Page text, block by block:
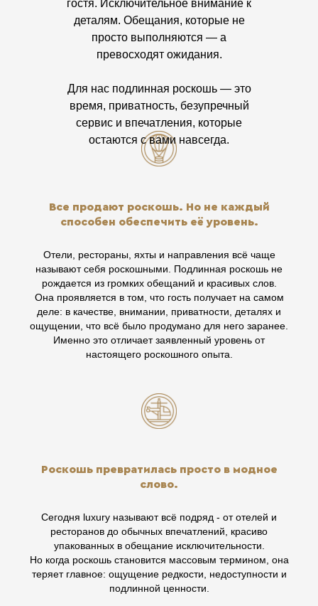
гостя. Исключительное внимание к
деталям. Обещания, которые не
просто выполняются — а
превосходят ожидания.
Для нас подлинная роскошь — это
время, приватность, безупречный
сервис и впечатления, которые
остаются с вами навсегда.
Все продают роскошь. Но не каждый
способен обеспечить её уровень.
Отели, рестораны, яхты и направления всё чаще
называют себя роскошными. Подлинная роскошь не
рождается из громких обещаний и красивых слов.
Она проявляется в том, что гость получает на самом
деле: в качестве, внимании, приватности, деталях и
ощущении, что всё было продумано для него заранее.
Именно это отличает заявленный уровень от
настоящего роскошного опыта.
Роскошь превратилась просто в модное
слово.
Сегодня luxury называют всё подряд - от отелей и
ресторанов до обычных впечатлений, красиво
упакованных в обещание исключительности.
Но когда роскошь становится массовым термином, она
теряет главное: ощущение редкости, недоступности и
подлинной ценности.